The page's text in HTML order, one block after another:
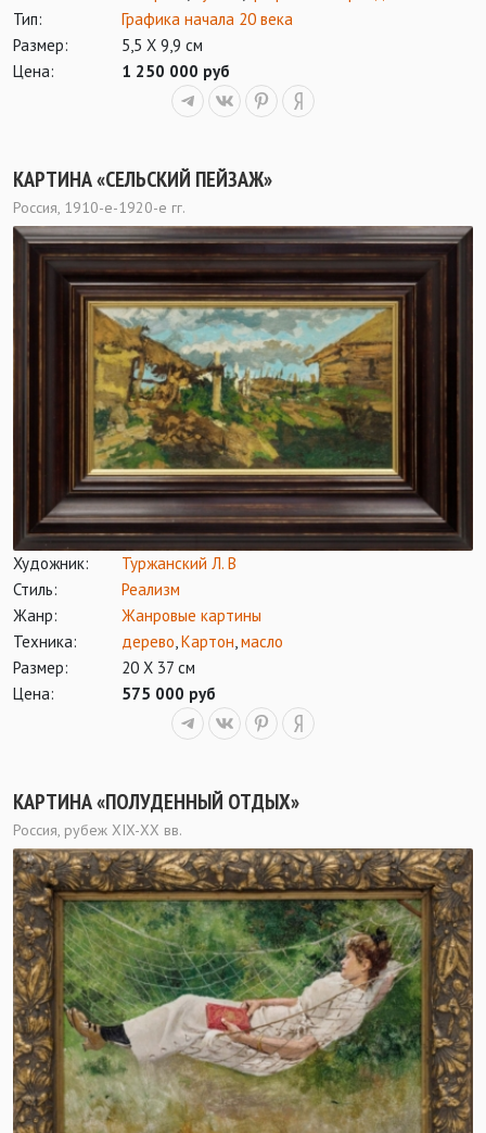
Тип:
Графика начала 20 века
Размер:
5,5 Х 9,9 см
Цена:
1 250 000 руб
КАРТИНА «СЕЛЬСКИЙ ПЕЙЗАЖ»
Россия, 1910-е-1920-е гг.
Художник:
Туржанский Л. В
Стиль:
Реализм
Жанр:
Жанровые картины
Техника:
дерево Картон масло
Размер:
20 Х 37 см
Цена:
575 000 руб
КАРТИНА «ПОЛУДЕННЫЙ ОТДЫХ»
Россия, рубеж XIX-ХХ вв.